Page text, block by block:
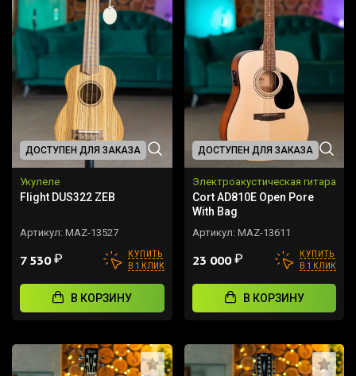
ДОСТУПЕН ДЛЯ ЗАКАЗА
Укулеле
Flight DUS322 ZEB
Артикул: MAZ-13527
7 530₽
КУПИТЬ
В 1 КЛИК
В КОРЗИНУ
ДОСТУПЕН ДЛЯ ЗАКАЗА
Электроакустическая гитара
Cort AD810E Open Pore
With Bag
Артикул: MAZ-13611
23 000₽
КУПИТЬ
В 1 КЛИК
В КОРЗИНУ